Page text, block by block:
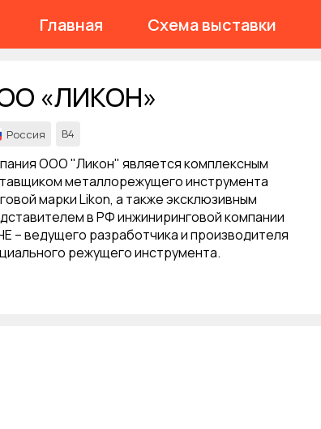
Главная Схема выставки
«ЛИКОН»
Россия В4
ООО "Ликон" является комплексным
металлорежущего инструмента
марки Likon, а также эксклюзивным
в РФ инжиниринговой компании
– ведущего разработчика и производителя
режущего инструмента.